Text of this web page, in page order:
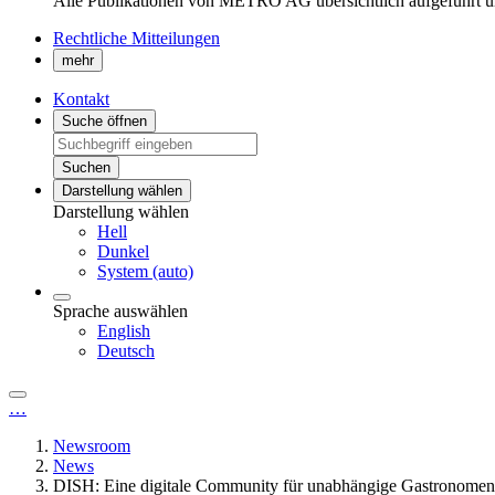
Rechtliche Mitteilungen
mehr
Kontakt
Suche öffnen
Suchen
Darstellung wählen
Darstellung wählen
Hell
Dunkel
System (auto)
Sprache auswählen
English
Deutsch
…
Newsroom
News
DISH: Eine digitale Community für unabhängige Gastronomen